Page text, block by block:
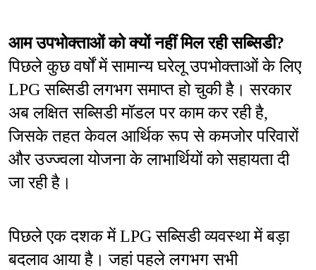
आम उपभोक्ताओं को क्यों नहीं मिल रही सब्सिडी?
पिछले कुछ वर्षों में सामान्य घरेलू उपभोक्ताओं के लिए
LPG सब्सिडी लगभग समाप्त हो चुकी है। सरकार
अब लक्षित सब्सिडी मॉडल पर काम कर रही है,
जिसके तहत केवल आर्थिक रूप से कमजोर परिवारों
और उज्ज्वला योजना के लाभार्थियों को सहायता दी
जा रही है।
पिछले एक दशक में LPG सब्सिडी व्यवस्था में बड़ा
बदलाव आया है। जहां पहले लगभग सभी